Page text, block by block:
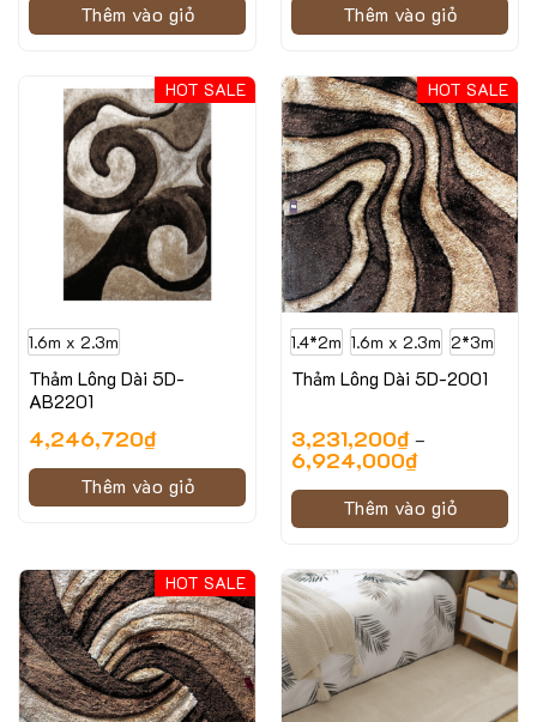
Thêm vào giỏ Thêm vào giỏ
HOT SALE
1.6m x 2.3m
Thảm Lông Dài 5D-
AB2201
4,246,720₫
Thêm vào giỏ
HOT SALE
1.4*2m 1.6m x 2.3m 2*3m
Thảm Lông Dài 5D-2001
3,231,200₫–
6,924,000₫
Thêm vào giỏ
HOT SALE